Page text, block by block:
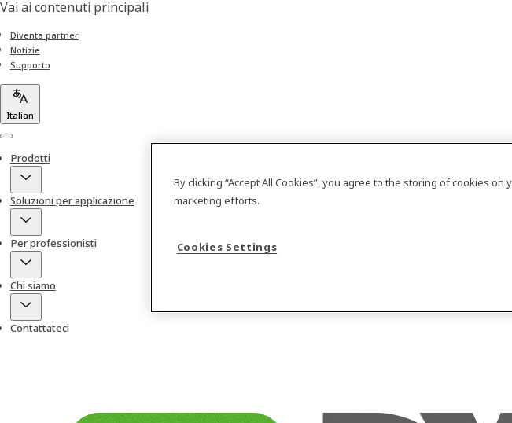
Vai ai contenuti principali
Diventa partner
Notizie
Supporto
Italian
Menu
Prodotti
Soluzioni per applicazione
Per professionisti
Chi siamo
Contattateci
By clicking “Accept All Cookies”, you agree to the storing of cookies
marketing efforts.
Cookies Settings